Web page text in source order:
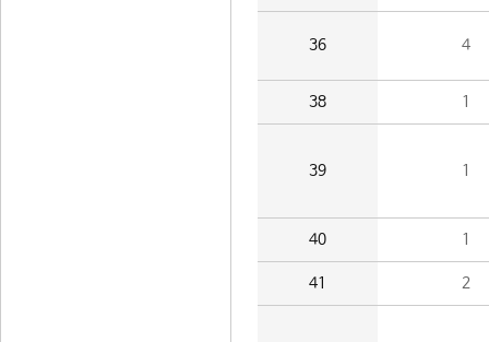
36 4
38 1
39 1
40 1
41 2